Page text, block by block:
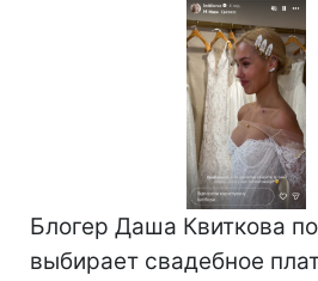
Блогер Даша Квиткова
выбирает свадебное